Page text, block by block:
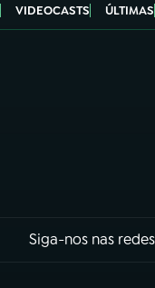
VIDEOCASTS ÚLTIMAS
Siga-nos nas